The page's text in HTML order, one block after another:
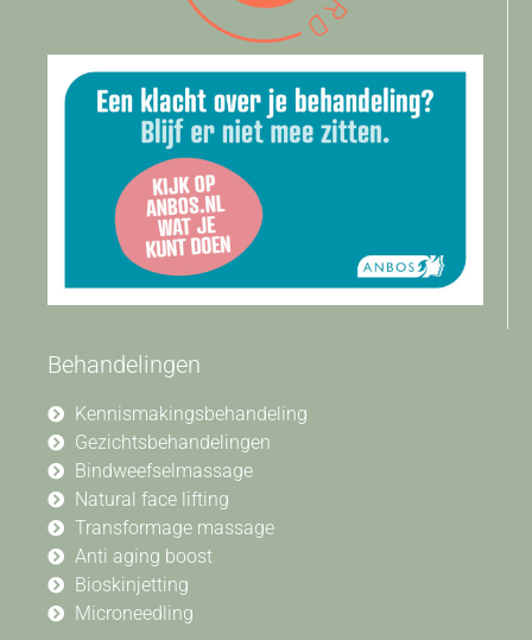
Behandelingen
Kennismakingsbehandeling
Gezichtsbehandelingen
Bindweefselmassage
Natural face lifting
Transformage massage
Anti aging boost
Bioskinjetting
Microneedling